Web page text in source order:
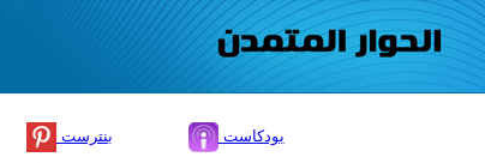
بنترست بودكاست